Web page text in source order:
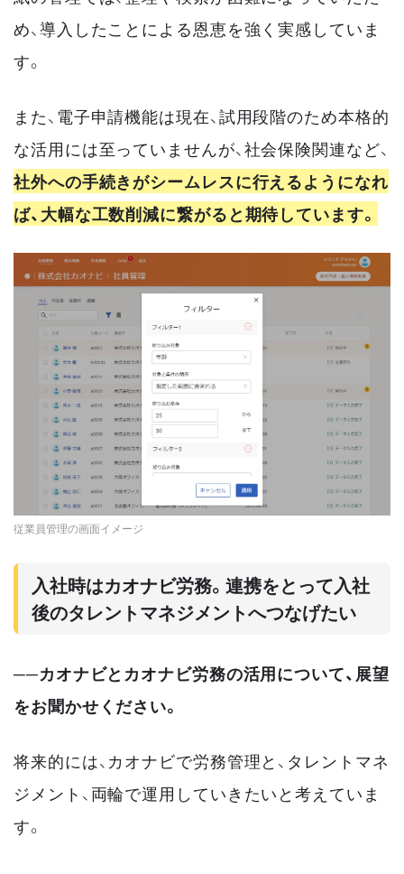
め、導入したことによる恩恵を強く実感していま
す。
また、電子申請機能は現在、試用段階のため本格的
な活用には至っていませんが、社会保険関連など、
社外への手続きがシームレスに行えるようになれ
ば、大幅な工数削減に繋がると期待しています。
従業員管理の画面イメージ
入社時はカオナビ労務。連携をとって入社
後のタレントマネジメントへつなげたい
──カオナビとカオナビ労務の活用について、展望
をお聞かせください。
将来的には、カオナビで労務管理と、タレントマネ
ジメント、両輪で運用していきたいと考えていま
す。